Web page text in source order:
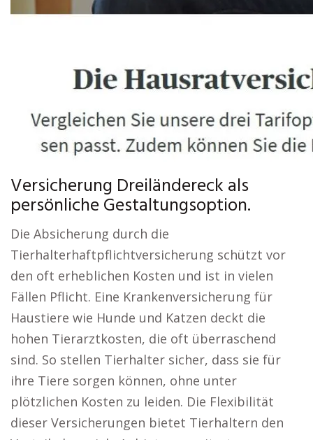
Versicherung Dreiländereck als
persönliche Gestaltungsoption.
Die Absicherung durch die
Tierhalterhaftpflichtversicherung schützt vor
den oft erheblichen Kosten und ist in vielen
Fällen Pflicht. Eine Krankenversicherung für
Haustiere wie Hunde und Katzen deckt die
hohen Tierarztkosten, die oft überraschend
sind. So stellen Tierhalter sicher, dass sie für
ihre Tiere sorgen können, ohne unter
plötzlichen Kosten zu leiden. Die Flexibilität
dieser Versicherungen bietet Tierhaltern den